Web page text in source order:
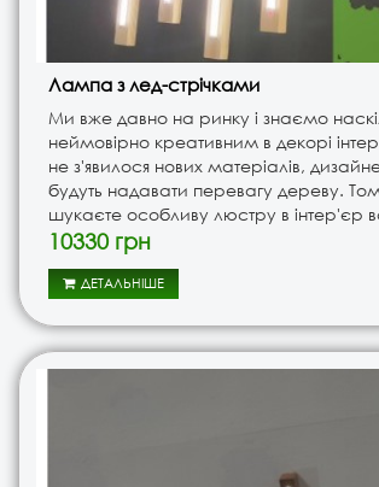
Лампа з лед-стрічками
Ми вже давно на ринку і знаємо
неймовірно креативним в декорі
не з'явилося нових матеріалів,
будуть надавати перевагу дереву.
шукаєте особливу люстру в інтер'єр
то можливо задумаєтеся про
10330 грн
ДЕТАЛЬНІШЕ